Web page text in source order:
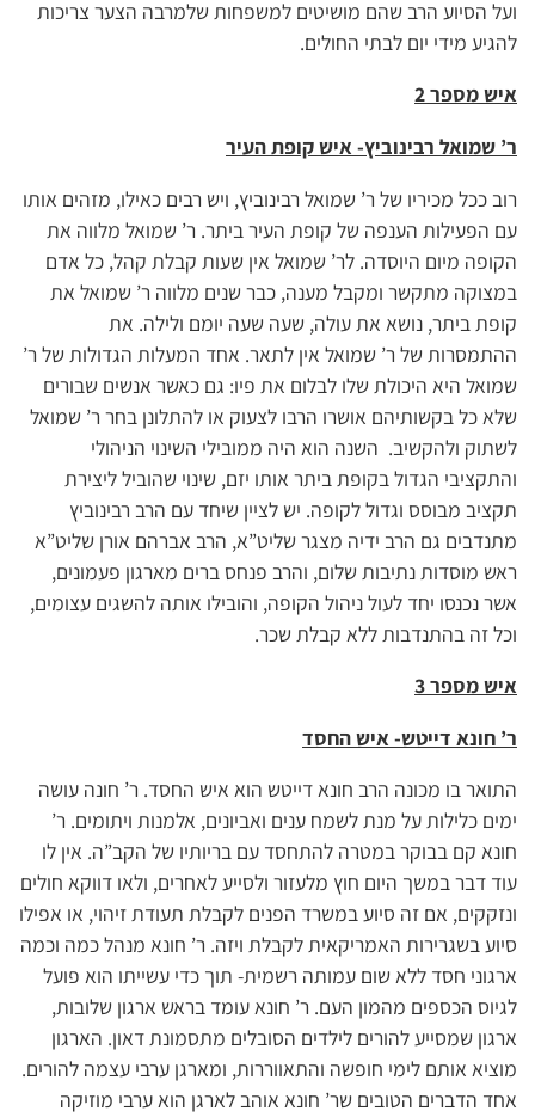
ועל הסיוע הרב שהם מושיטים למשפחות שלמרבה הצער צריכות
להגיע מידי יום לבתי החולים.
איש מספר 2
ר’ שמואל רבינוביץ- איש קופת העיר
רוב ככל מכיריו של ר’ שמואל רבינוביץ, ויש רבים כאילו, מזהים אותו
עם הפעילות הענפה של קופת העיר ביתר. ר’ שמואל מלווה את
הקופה מיום היוסדה. לר’ שמואל אין שעות קבלת קהל, כל אדם
במצוקה מתקשר ומקבל מענה, כבר שנים מלווה ר’ שמואל את
קופת ביתר, נושא את עולה, שעה שעה יומם ולילה. את
ההתמסרות של ר’ שמואל אין לתאר. אחד המעלות הגדולות של ר’
שמואל היא היכולת שלו לבלום את פיו: גם כאשר אנשים שבורים
שלא כל בקשותיהם אושרו הרבו לצעוק או להתלונן בחר ר’ שמואל
לשתוק ולהקשיב. השנה הוא היה ממובילי השינוי הניהולי
והתקציבי הגדול בקופת ביתר אותו יזם, שינוי שהוביל ליצירת
תקציב מבוסס וגדול לקופה. יש לציין שיחד עם הרב רבינוביץ
מתנדבים גם הרב ידיה מצגר שליט”א, הרב אברהם אורן שליט”א
ראש מוסדות נתיבות שלום, והרב פנחס ברים מארגון פעמונים,
אשר נכנסו יחד לעול ניהול הקופה, והובילו אותה להשגים עצומים,
וכל זה בהתנדבות ללא קבלת שכר.
איש מספר 3
ר’ חונא דייטש- איש החסד
התואר בו מכונה הרב חונא דייטש הוא איש החסד. ר’ חונה עושה
ימים כלילות על מנת לשמח ענים ואביונים, אלמנות ויתומים. ר’
חונא קם בבוקר במטרה להתחסד עם בריותיו של הקב”ה. אין לו
עוד דבר במשך היום חוץ מלעזור ולסייע לאחרים, ולאו דווקא חולים
ונזקקים, אם זה סיוע במשרד הפנים לקבלת תעודת זיהוי, או אפילו
סיוע בשגרירות האמריקאית לקבלת ויזה. ר’ חונא מנהל כמה וכמה
ארגוני חסד ללא שום עמותה רשמית- תוך כדי עשייתו הוא פועל
לגיוס הכספים מהמון העם. ר’ חונא עומד בראש ארגון שלובות,
ארגון שמסייע להורים לילדים הסובלים מתסמונת דאון. הארגון
מוציא אותם לימי חופשה והתאווררות, ומארגן ערבי עצמה להורים.
אחד הדברים הטובים שר’ חונא אוהב לארגן הוא ערבי מוזיקה